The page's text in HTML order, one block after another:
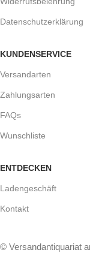
Datenschutzerklärung
KUNDENSERVICE
Versandarten
Zahlungsarten
FAQs
Wunschliste
ENTDECKEN
Ladengeschäft
Kontakt
© Versandantiquariat